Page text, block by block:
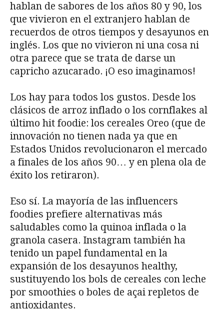
hablan de sabores de los años 80 y 90, los
que vivieron en el extranjero hablan de
recuerdos de otros tiempos y desayunos en
inglés. Los que no vivieron ni una cosa ni
otra parece que se trata de darse un
capricho azucarado. ¡O eso imaginamos!
Los hay para todos los gustos. Desde los
clásicos de arroz inflado o los cornflakes al
último hit foodie: los cereales Oreo (que de
innovación no tienen nada ya que en
Estados Unidos revolucionaron el mercado
a finales de los años 90… y en plena ola de
éxito los retiraron).
Eso sí. La mayoría de las influencers
foodies prefiere alternativas más
saludables como la quinoa inflada o la
granola casera. Instagram también ha
tenido un papel fundamental en la
expansión de los desayunos healthy,
sustituyendo los bols de cereales con leche
por smoothies o boles de açai repletos de
antioxidantes.